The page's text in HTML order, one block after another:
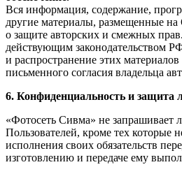
Вся информация, содержание,
другие материалы, размещенные
о защите авторских и смежных
действующим законодательством
и распространение этих
письменного согласия владельца
6. Конфиденциальность и защита
«Фотосеть Сивма» не запрашивает
Пользователей, кроме тех которые
исполнения своих обязательств
изготовлению и передаче ему